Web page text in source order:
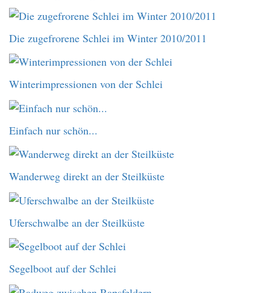
Die zugefrorene Schlei im Winter 2010/2011
Winterimpressionen von der Schlei
Einfach nur schön...
Wanderweg direkt an der Steilküste
Uferschwalbe an der Steilküste
Segelboot auf der Schlei